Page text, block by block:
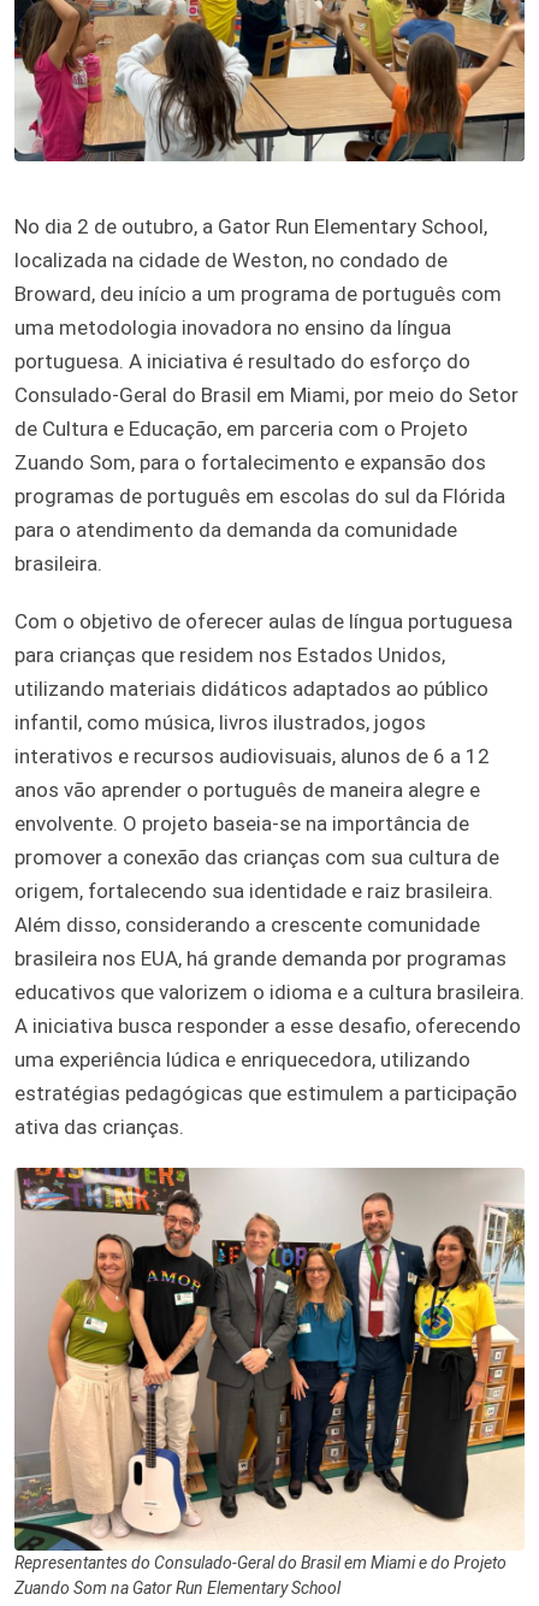
No dia 2 de outubro, a Gator Run Elementary School,
localizada na cidade de Weston, no condado de
Broward, deu início a um programa de português com
uma metodologia inovadora no ensino da língua
portuguesa. A iniciativa é resultado do esforço do
Consulado-Geral do Brasil em Miami, por meio do Setor
de Cultura e Educação, em parceria com o Projeto
Zuando Som, para o fortalecimento e expansão dos
programas de português em escolas do sul da Flórida
para o atendimento da demanda da comunidade
brasileira.
Com o objetivo de oferecer aulas de língua portuguesa
para crianças que residem nos Estados Unidos,
utilizando materiais didáticos adaptados ao público
infantil, como música, livros ilustrados, jogos
interativos e recursos audiovisuais, alunos de 6 a 12
anos vão aprender o português de maneira alegre e
envolvente. O projeto baseia-se na importância de
promover a conexão das crianças com sua cultura de
origem, fortalecendo sua identidade e raiz brasileira.
Além disso, considerando a crescente comunidade
brasileira nos EUA, há grande demanda por programas
educativos que valorizem o idioma e a cultura brasileira.
A iniciativa busca responder a esse desafio, oferecendo
uma experiência lúdica e enriquecedora, utilizando
estratégias pedagógicas que estimulem a participação
ativa das crianças.
Representantes do Consulado-Geral do Brasil em Miami e do Projeto
Zuando Som na Gator Run Elementary School